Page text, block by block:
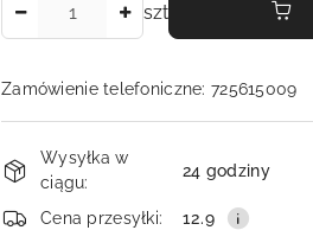
szt
Zamówienie telefoniczne: 725615009
Dostępność
i
dostawa
Wysyłka w
ciągu:
24 godziny
Cena przesyłki: 12.9